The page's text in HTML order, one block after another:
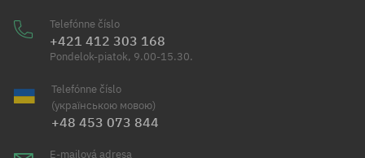
Telefónne číslo
+421 412 303 168
Pondelok-piatok, 9.00-15.30.
Telefónne číslo
(українською мовою)
+48 453 073 844
E-mailová adresa